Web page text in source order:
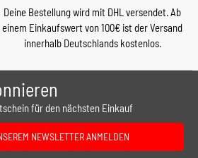
Deine Bestellung wird mit DHL versendet. Ab
einem Einkaufswert von 100€ ist der Versand
innerhalb Deutschlands kostenlos.
für den nächsten Einkauf
NEWSLETTER ANMELDEN